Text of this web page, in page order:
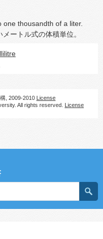
thousandth of a liter.
ートル式の体積単位。
, 2009-2010 License
All rights reserved. License